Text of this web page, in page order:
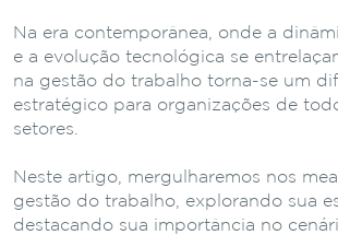
Na era contemporânea, onde a
e a evolução tecnológica se
na gestão do trabalho torna-se um
estratégico para organizações de
setores.
Neste artigo, mergulharemos nos
gestão do trabalho, explorando sua
destacando sua importância no